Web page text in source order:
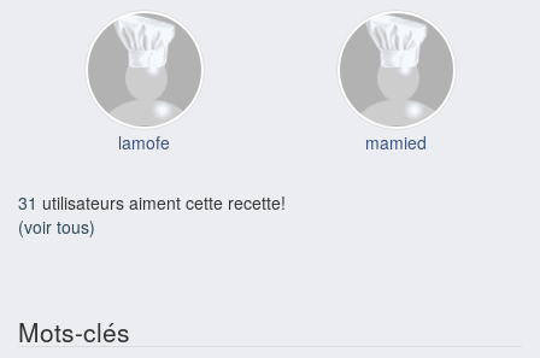
lamofe mamied
31 utilisateurs aiment cette recette!
(voir tous)
Mots-clés